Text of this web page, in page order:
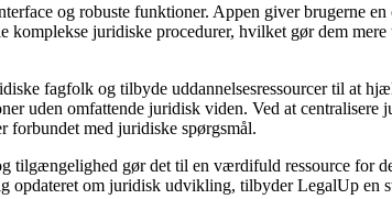
og robuste funktioner. Appen giver brugerne en
juridiske procedurer, hvilket gør dem
fagfolk og tilbyde uddannelsesressourcer til at
uden omfattende juridisk viden. Ved at centralisere
forbundet med juridiske spørgsmål.
tilgængelighed gør det til en værdifuld ressource for
opdateret om juridisk udvikling, tilbyder LegalUp en